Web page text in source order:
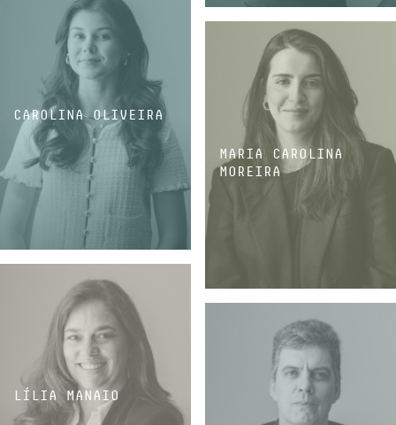
ESTAGIÁRIA
CAROLINA OLIVEIRA
ESTAGIÁRIA
MARIA CAROLINA
MOREIRA
ESTAGIÁRIA
LÍLIA MANAIO